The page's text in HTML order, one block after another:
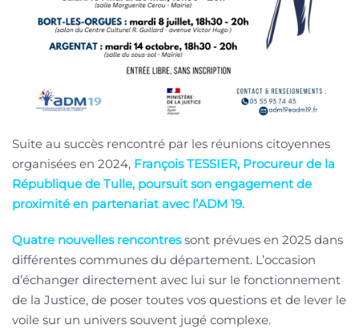
Suite au succès rencontré par les réunions citoyennes
organisées en 2024, François TESSIER, Procureur de la
République de Tulle, poursuit son engagement de
proximité en partenariat avec l’ADM 19.
Quatre nouvelles rencontres sont prévues en 2025 dans
différentes communes du département. L’occasion
d’échanger directement avec lui sur le fonctionnement
de la Justice, de poser toutes vos questions et de lever le
voile sur un univers souvent jugé complexe.